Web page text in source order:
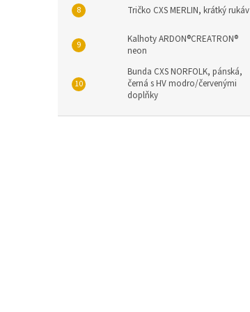
Tričko CXS MERLIN, krátký rukáv
Kalhoty ARDON®CREATRON®
neon
Bunda CXS NORFOLK, pánská,
černá s HV modro/červenými
doplňky